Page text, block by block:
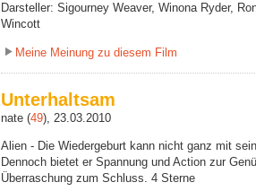
Darsteller: Sigourney Weaver, Winona Ryder,
Wincott
Meine Meinung zu diesem Film
Unterhaltsam
nate (49), 23.03.2010
Alien - Die Wiedergeburt kann nicht ganz mit
Dennoch bietet er Spannung und Action zur
Überraschung zum Schluss. 4 Sterne